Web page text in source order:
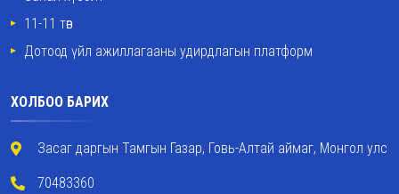
11-11 төв
Дотоод үйл ажиллагааны удирдлагын платформ
ХОЛБОО БАРИХ
Засаг даргын Тамгын Газар, Говь-Алтай аймаг, Монгол улс
70483360